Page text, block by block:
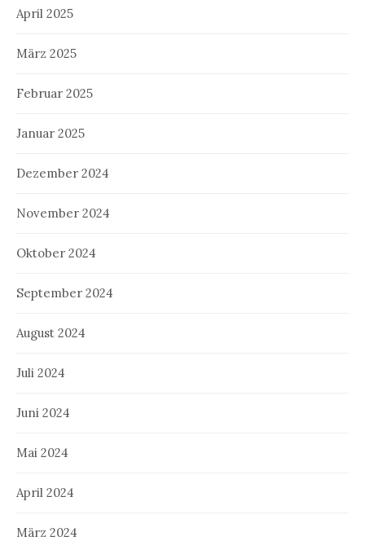
April 2025
März 2025
Februar 2025
Januar 2025
Dezember 2024
November 2024
Oktober 2024
September 2024
August 2024
Juli 2024
Juni 2024
Mai 2024
April 2024
März 2024